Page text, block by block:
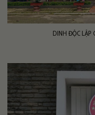
DINH ĐỘC LẬP